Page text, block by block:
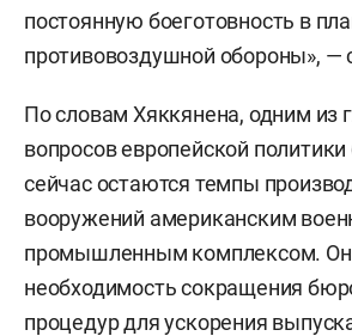
постоянную боеготовность в
противовоздушной обороны», —
По словам Хяккянена, одним из
вопросов европейской политики
сейчас остаются темпы
вооружений американским
промышленным комплексом. Он
необходимость сокращения
процедур для ускорения